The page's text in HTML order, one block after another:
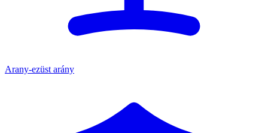
Arany-ezüst arány